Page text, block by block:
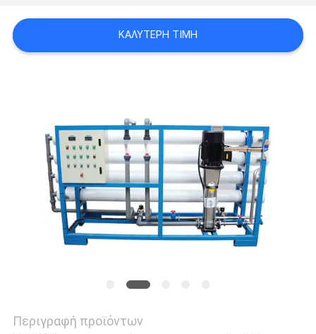
SITEMAP
PRIVACY
ΚΑΛΎΤΕΡΗ ΤΙΜΉ
Περιγραφή προϊόντων